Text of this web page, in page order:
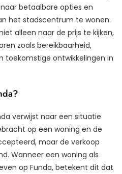
betaalbare opties en
het stadscentrum te wonen.
alleen naar de prijs te kijken,
zoals bereikbaarheid,
toekomstige ontwikkelingen in
verwijst naar een situatie
op een woning en de
maar de verkoop
Wanneer een woning als
op Funda, betekent dit dat